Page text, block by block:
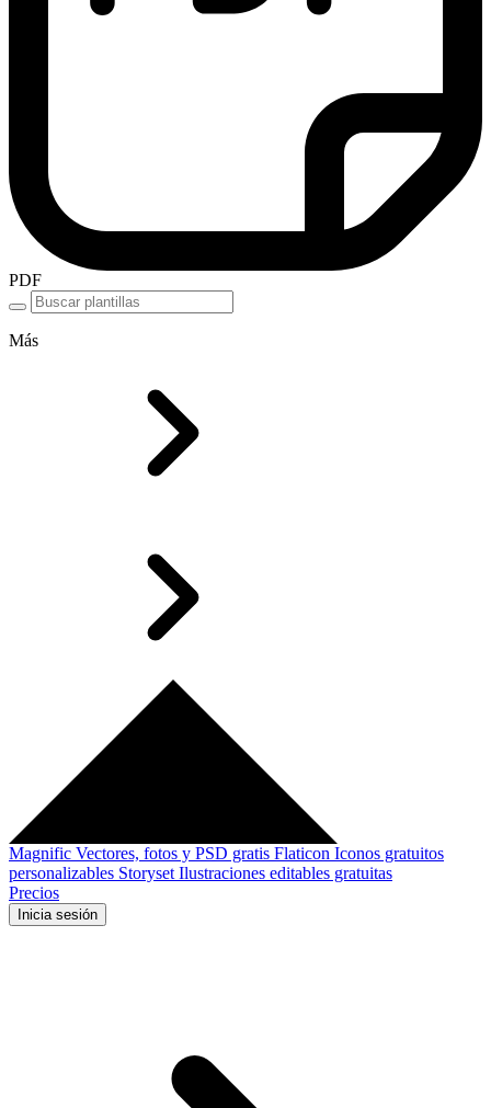
PDF
Más
Magnific Vectores, fotos y PSD gratis Flaticon Iconos gratuitos
personalizables Storyset Ilustraciones editables gratuitas
Precios
Inicia sesión